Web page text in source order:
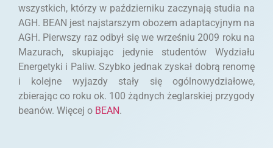
wszystkich, którzy w październiku zaczynają studia na
AGH. BEAN jest najstarszym obozem adaptacyjnym na
AGH. Pierwszy raz odbył się we wrześniu 2009 roku na
Mazurach, skupiając jedynie studentów Wydziału
Energetyki i Paliw. Szybko jednak zyskał dobrą renomę
i kolejne wyjazdy stały się ogólnowydziałowe,
zbierając co roku ok. 100 żądnych żeglarskiej przygody
beanów. Więcej o BEAN.